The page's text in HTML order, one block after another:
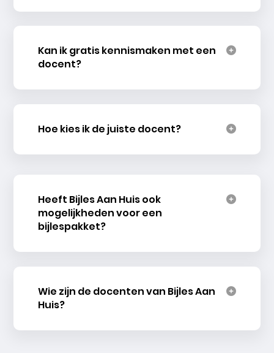
Kan ik gratis kennismaken met een
docent?
Hoe kies ik de juiste docent?
Heeft Bijles Aan Huis ook
mogelijkheden voor een
bijlespakket?
Wie zijn de docenten van Bijles Aan
Huis?